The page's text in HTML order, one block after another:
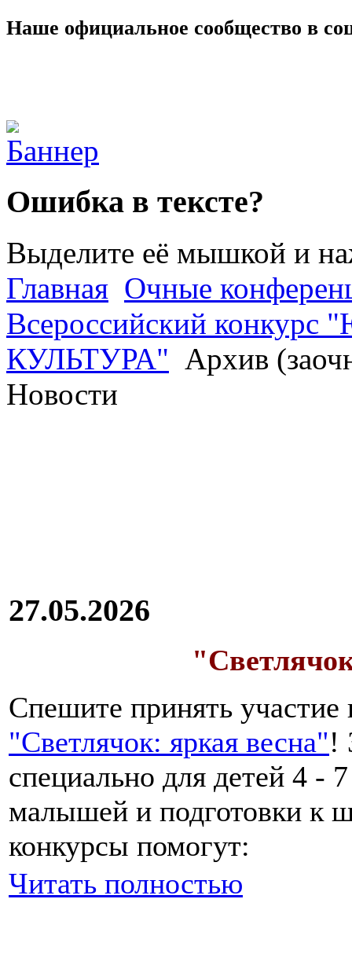
Наше официальное сообщество в
Ошибка в тексте?
Выделите её мышкой и
Главная Очные
Всероссийский
КУЛЬТУРА" Архив
Новости
27.05.2026
Спешите принять
"Светлячок: яркая весна"!
специально для детей 4 -
малышей и подготовки к
конкурсы помогут:
Читать полностью